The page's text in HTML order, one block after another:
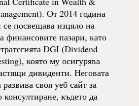
От 2014 година
се посвещава изцяло на
финансовите пазари, като
DGI (Dividend
която му осигурява
дивиденти. Неговата
своя уеб сайт за
където да